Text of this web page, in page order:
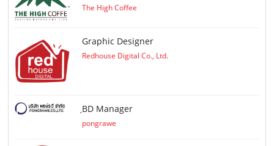
The High Coffee
Graphic Designer
Redhouse Digital Co., Ltd.
ฺBD Manager
pongrawe